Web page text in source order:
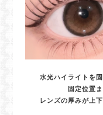
水光ハイライトを
固定位置
レンズの厚みが上